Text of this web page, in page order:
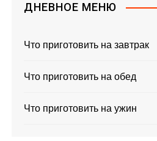
ДНЕВНОЕ МЕНЮ
Что приготовить на завтрак
Что приготовить на обед
Что приготовить на ужин